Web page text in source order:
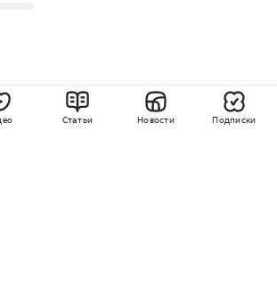
Статьи Новости Подписки